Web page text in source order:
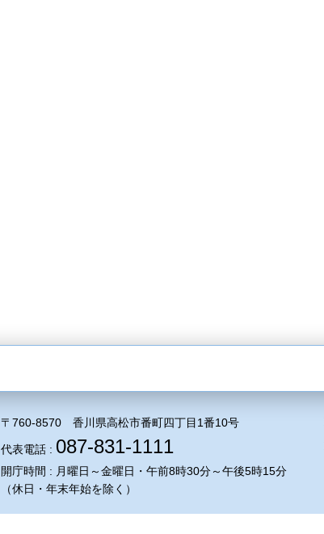
〒760-8570 香川県高松市番町四丁目1番10号
代表電話 : 087-831-1111
開庁時間 : 月曜日～金曜日・午前8時30分～午後5時15分
（休日・年末年始を除く）